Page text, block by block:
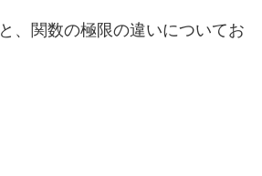
、関数の極限の違いについてお